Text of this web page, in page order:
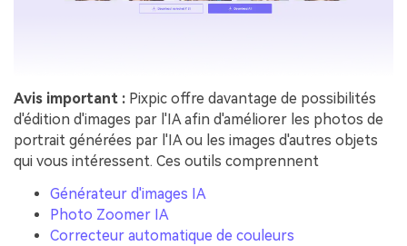
Avis important : Pixpic offre davantage de possibilités
d'édition d'images par l'IA afin d'améliorer les photos de
portrait générées par l'IA ou les images d'autres objets
qui vous intéressent. Ces outils comprennent
Générateur d'images IA
Photo Zoomer IA
Correcteur automatique de couleurs